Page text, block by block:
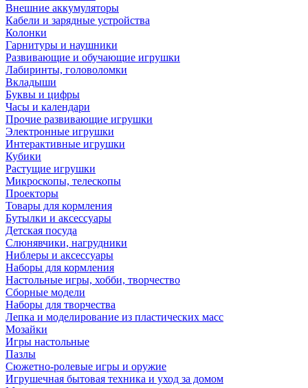
Внешние аккумуляторы
Кабели и зарядные устройства
Колонки
Гарнитуры и наушники
Развивающие и обучающие игрушки
Лабиринты, головоломки
Вкладыши
Буквы и цифры
Часы и календари
Прочие развивающие игрушки
Электронные игрушки
Интерактивные игрушки
Кубики
Растущие игрушки
Микроскопы, телескопы
Проекторы
Товары для кормления
Бутылки и аксессуары
Детская посуда
Слюнявчики, нагрудники
Ниблеры и аксессуары
Наборы для кормления
Настольные игры, хобби, творчество
Сборные модели
Наборы для творчества
Лепка и моделирование из пластических масс
Мозайки
Игры настольные
Пазлы
Сюжетно-ролевые игры и оружие
Игрушечная бытовая техника и уход за домом